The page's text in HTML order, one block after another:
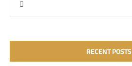
RECENT POSTS